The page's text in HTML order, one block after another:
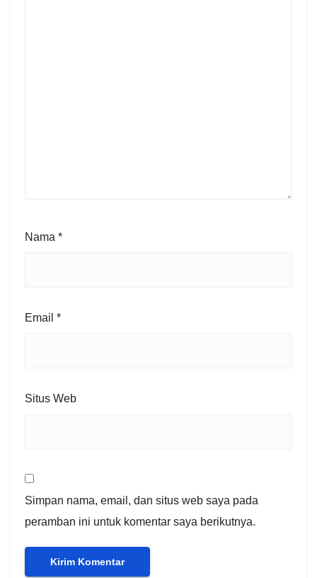
Nama *
Email *
Situs Web
Simpan nama, email, dan situs web saya pada
peramban ini untuk komentar saya berikutnya.